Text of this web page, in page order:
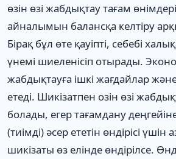
өзін өзі жабдықтау тағам
айналымын балансқа келтіру
Бірақ бұл өте қауіпті, себебі
үнемі шиеленісіп отырады.
жабдықтауға ішкі жағдайлар
етеді. Шикізатпен озін өзі
болады, егер тағамдану
(тиімді) әсер ететін өндірісі үшін
шикізаты өз елінде өндірілсе.